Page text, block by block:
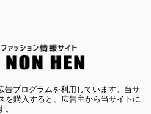
告プログラムを利用しています。当サ
を購入すると、広告主から当サイトに